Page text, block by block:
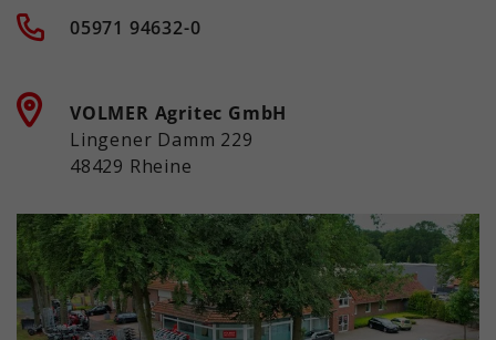
05971 94632-0
VOLMER Agritec GmbH
Lingener Damm 229
48429 Rheine